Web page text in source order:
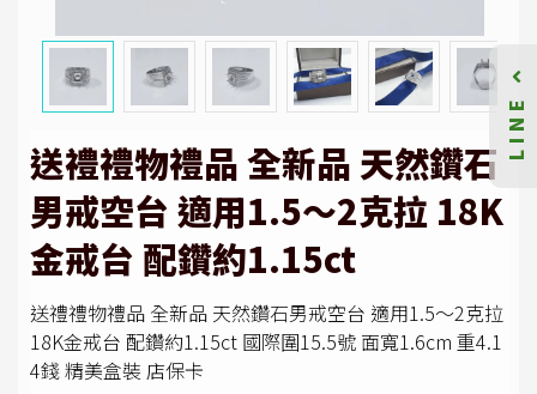
送禮禮物禮品 全新品 天然鑽石
男戒空台 適用1.5～2克拉 18K
金戒台 配鑽約1.15ct
送禮禮物禮品 全新品 天然鑽石男戒空台 適用1.5～2克拉
18K金戒台 配鑽約1.15ct 國際圍15.5號 面寬1.6cm 重4.1
4錢 精美盒裝 店保卡
LINE